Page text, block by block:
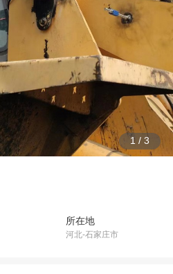
1 /3
所在地
河北-石家庄市